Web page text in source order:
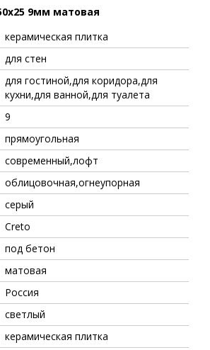
9мм матовая
керамическая плитка
для стен
для гостиной,для коридора,для
кухни,для ванной,для туалета
9
прямоугольная
современный,лофт
облицовочная,огнеупорная
серый
Creto
под бетон
матовая
Россия
светлый
керамическая плитка